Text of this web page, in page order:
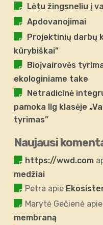
Lėtu žingsneliu į
Apdovanojimai
Projektinių darbų
kūrybiškai”
Bioįvairovės
ekologiniame take
Netradicinė
pamoka IIg klasėje
tyrimas”
Naujausi
https://wwd.com
medžiai
Petra apie
Marytė Gečienė apie
membraną